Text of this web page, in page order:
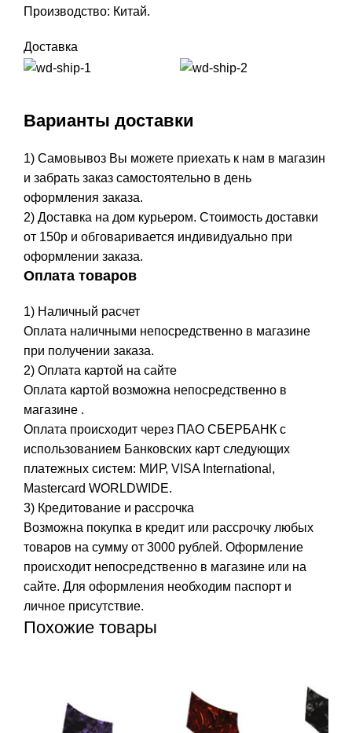
Производство: Китай.
Доставка
Варианты доставки
1) Самовывоз Вы можете приехать к нам в магазин
и забрать заказ самостоятельно в день
оформления заказа.
2) Доставка на дом курьером. Стоимость доставки
от 150р и обговаривается индивидуально при
оформлении заказа.
Оплата товаров
1) Наличный расчет
Оплата наличными непосредственно в магазине
при получении заказа.
2) Оплата картой на сайте
Оплата картой возможна непосредственно в
магазине .
Оплата происходит через ПАО СБЕРБАНК с
использованием Банковских карт следующих
платежных систем: МИР, VISA International,
Mastercard WORLDWIDE.
3) Кредитование и рассрочка
Возможна покупка в кредит или рассрочку любых
товаров на сумму от 3000 рублей. Оформление
происходит непосредственно в магазине или на
сайте. Для оформления необходим паспорт и
личное присутствие.
Похожие товары